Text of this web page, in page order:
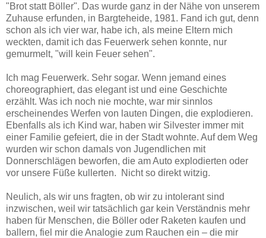
"Brot statt Böller". Das wurde ganz in der Nähe von unserem
Zuhause erfunden, in Bargteheide, 1981. Fand ich gut, denn
schon als ich vier war, habe ich, als meine Eltern mich
weckten, damit ich das Feuerwerk sehen konnte, nur
gemurmelt, "will kein Feuer sehen".
Ich mag Feuerwerk. Sehr sogar. Wenn jemand eines
choreographiert, das elegant ist und eine Geschichte
erzählt. Was ich noch nie mochte, war mir sinnlos
erscheinendes Werfen von lauten Dingen, die explodieren.
Ebenfalls als ich Kind war, haben wir Silvester immer mit
einer Familie gefeiert, die in der Stadt wohnte. Auf dem Weg
wurden wir schon damals von Jugendlichen mit
Donnerschlägen beworfen, die am Auto explodierten oder
vor unsere Füße kullerten. Nicht so direkt witzig.
Neulich, als wir uns fragten, ob wir zu intolerant sind
inzwischen, weil wir tatsächlich gar kein Verständnis mehr
haben für Menschen, die Böller oder Raketen kaufen und
ballern, fiel mir die Analogie zum Rauchen ein – die mir